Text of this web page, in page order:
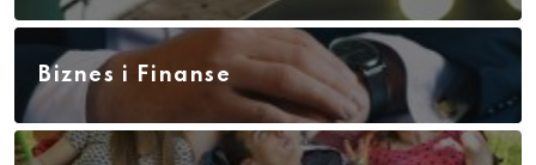
Biznes i Finanse